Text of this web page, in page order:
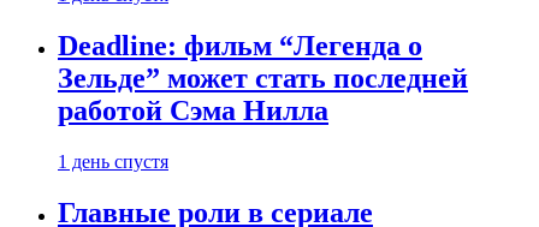
Deadline: фильм “Легенда о
Зельде” может стать последней
работой Сэма Нилла
1 день спустя
Главные роли в сериале